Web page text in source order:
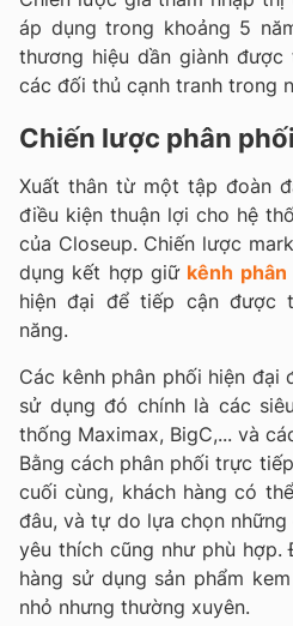
áp dụng trong khoảng 5
thương hiệu dần giành
các đối thủ cạnh tranh trong
Chiến lược phân
Xuất thân từ một tập đoàn
điều kiện thuận lợi cho hệ
của Closeup. Chiến lược
dụng kết hợp giữ kênh phân
hiện đại để tiếp cận được
năng.
Các kênh phân phối hiện đại
sử dụng đó chính là các
thống Maximax, BigC,... và
Bằng cách phân phối trực
cuối cùng, khách hàng có
đâu, và tự do lựa chọn
yêu thích cũng như phù hợp.
hàng sử dụng sản phẩm
nhỏ nhưng thường xuyên.